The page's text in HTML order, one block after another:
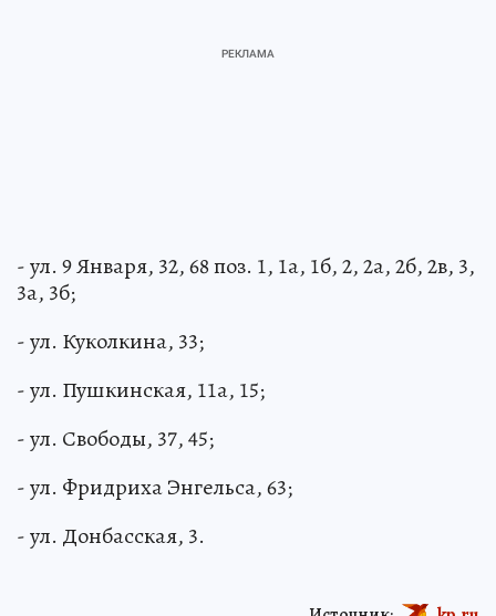
- ул. 9 Января, 32, 68 поз. 1, 1а, 1б, 2, 2а, 2б, 2в, 3,
3а, 3б;
- ул. Куколкина, 33;
- ул. Пушкинская, 11а, 15;
- ул. Свободы, 37, 45;
- ул. Фридриха Энгельса, 63;